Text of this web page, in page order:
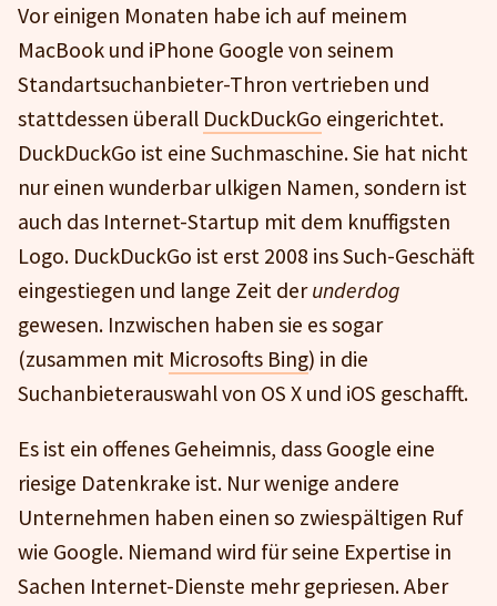
Vor einigen Monaten habe ich auf meinem
MacBook und iPhone Google von seinem
Standartsuchanbieter-Thron vertrieben und
stattdessen überall DuckDuckGo eingerichtet.
DuckDuckGo ist eine Suchmaschine. Sie hat nicht
nur einen wunderbar ulkigen Namen, sondern ist
auch das Internet-Startup mit dem knuffigsten
Logo. DuckDuckGo ist erst 2008 ins Such-Geschäft
eingestiegen und lange Zeit derunderdog
gewesen. Inzwischen haben sie es sogar
(zusammen mit Microsofts Bing) in die
Suchanbieterauswahl von OS X und iOS geschafft.
Es ist ein offenes Geheimnis, dass Google eine
riesige Datenkrake ist. Nur wenige andere
Unternehmen haben einen so zwiespältigen Ruf
wie Google. Niemand wird für seine Expertise in
Sachen Internet-Dienste mehr gepriesen. Aber